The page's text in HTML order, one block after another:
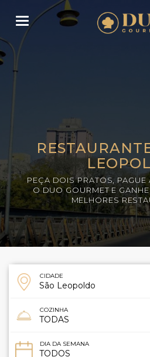
Toggle navigation
PEÇA DOIS PRATOS, PAGUE
O DUO GOURMET E
MELHORES
CIDADE
COZINHA
DIA DA SEMANA